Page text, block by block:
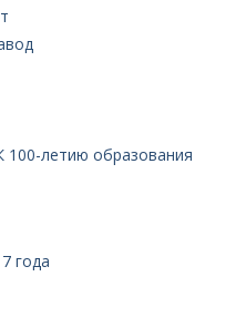
100-летию образования
года